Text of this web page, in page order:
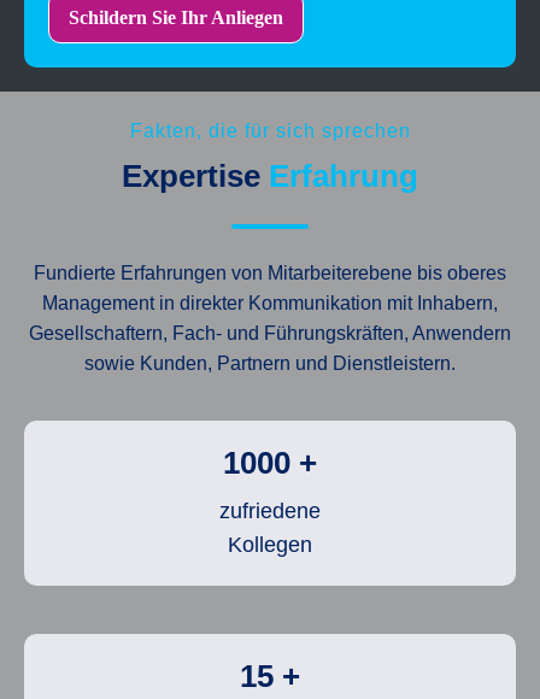
Schildern Sie Ihr Anliegen
Fakten, die für sich sprechen
Expertise Erfahrung
Fundierte Erfahrungen von Mitarbeiterebene bis oberes
Management in direkter Kommunikation mit Inhabern,
Gesellschaftern, Fach- und Führungskräften, Anwendern
sowie Kunden, Partnern und Dienstleistern.
1000 +
zufriedene
Kollegen
15 +